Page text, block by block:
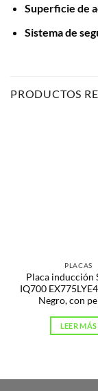
Superficie de
Sistema de
PRODUCTOS
PLACAS
Placa inducción
IQ700
Negro, con
LEER MÁS